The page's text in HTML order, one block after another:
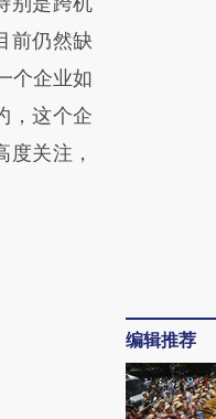
前仍然缺
个企业如
，这个企
关注，
编辑推荐